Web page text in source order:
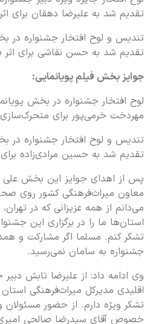
تقدیم شد به علیرضا دهقان برای
تندیس و لوح افتخار جشنواره در
تقدیم شد به حسن نقاشی برای اثر
جوایز بخش فیلم پویانمایی:
لوح افتخار جشنواره در بخش
مهردخت خرمی‌پور برای متحرک‌سازی
تندیس و لوح افتخار جشنواره در
تقدیم شد به حسین مرادی‌زاده برای
پس از اهدای جوایز این بخش علی
معاون میراث‌فرهنگی کشور روی
می‌دانم از همه عزیزانی که در
استان‌ها ما را در برگزاری این‌
تشکر کنم. مسلما اگر مشارکت و
جشنواره به سامان نمی‌رسید.
وی ادامه داد: از علیرضا تابش
اقلیدی مدیرکل میراث‌فرهنگی
تشکر ویژه دارم. از حضور مسئولان
خصوص آقای سیدرضا صالحی امیری